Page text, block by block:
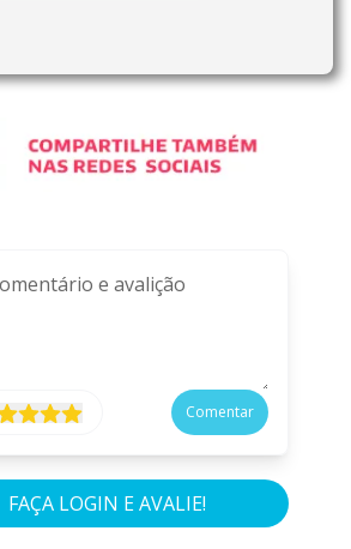
Comentar
FAÇA LOGIN E AVALIE!